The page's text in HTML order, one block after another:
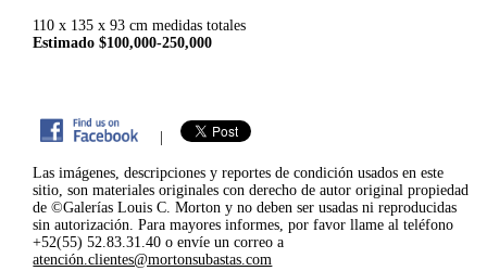
110 x 135 x 93 cm medidas totales
Estimado $100,000-250,000
|
Las imágenes, descripciones y reportes de condición usados en este
sitio, son materiales originales con derecho de autor original propiedad
de ©Galerías Louis C. Morton y no deben ser usadas ni reproducidas
sin autorización. Para mayores informes, por favor llame al teléfono
+52(55) 52.83.31.40 o envíe un correo a
atención.clientes@mortonsubastas.com